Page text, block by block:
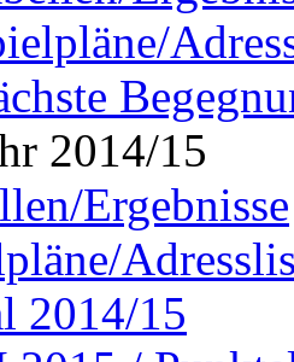
2014/15
Ergebnisse
2014/15